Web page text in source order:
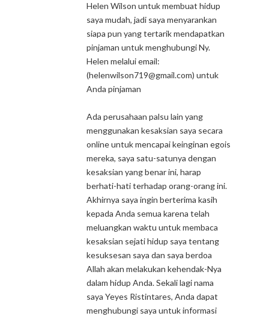
Helen Wilson untuk membuat hidup
saya mudah, jadi saya menyarankan
siapa pun yang tertarik mendapatkan
pinjaman untuk menghubungi Ny.
Helen melalui email:
(helenwilson719@gmail.com) untuk
Anda pinjaman
Ada perusahaan palsu lain yang
menggunakan kesaksian saya secara
online untuk mencapai keinginan egois
mereka, saya satu-satunya dengan
kesaksian yang benar ini, harap
berhati-hati terhadap orang-orang ini.
Akhirnya saya ingin berterima kasih
kepada Anda semua karena telah
meluangkan waktu untuk membaca
kesaksian sejati hidup saya tentang
kesuksesan saya dan saya berdoa
Allah akan melakukan kehendak-Nya
dalam hidup Anda. Sekali lagi nama
saya Yeyes Ristintares, Anda dapat
menghubungi saya untuk informasi